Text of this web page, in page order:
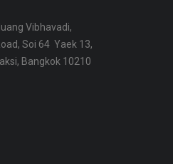
Vibhavadi,
Soi 64 Yaek 13,
Bangkok 10210